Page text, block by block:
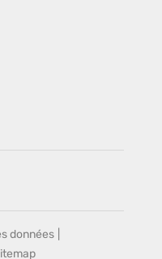
données